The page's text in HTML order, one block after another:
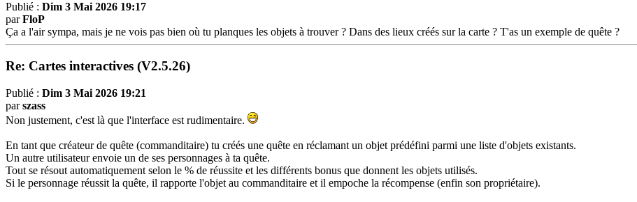
Publié : Dim 3 Mai 2026 19:17
parFloP
Ça a l'air sympa, mais je ne vois pas bien où tu planques les objets à trouver ? Dans des lieux créés sur la carte ? T'as un exemple de quête ?
Re: Cartes interactives (V2.5.26)
Publié : Dim 3 Mai 2026 19:21
parszass
Non justement, c'est là que l'interface est rudimentaire.
En tant que créateur de quête (commanditaire) tu créés une quête en réclamant un objet prédéfini parmi une liste d'objets existants.
Un autre utilisateur envoie un de ses personnages à ta quête.
Tout se résout automatiquement selon le % de réussite et les différents bonus que donnent les objets utilisés.
Si le personnage réussit la quête, il rapporte l'objet au commanditaire et il empoche la récompense (enfin son propriétaire).